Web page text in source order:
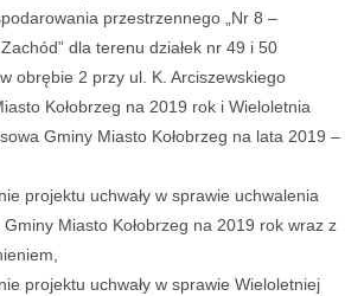
przestrzennego „Nr 8 –
dla terenu działek nr 49 i 50
obrębie 2 przy ul. K. Arciszewskiego
Kołobrzeg na 2019 rok i Wieloletnia
Gminy Miasto Kołobrzeg na lata 2019 –
projektu uchwały w sprawie uchwalenia
Gminy Miasto Kołobrzeg na 2019 rok wraz z
projektu uchwały w sprawie Wieloletniej